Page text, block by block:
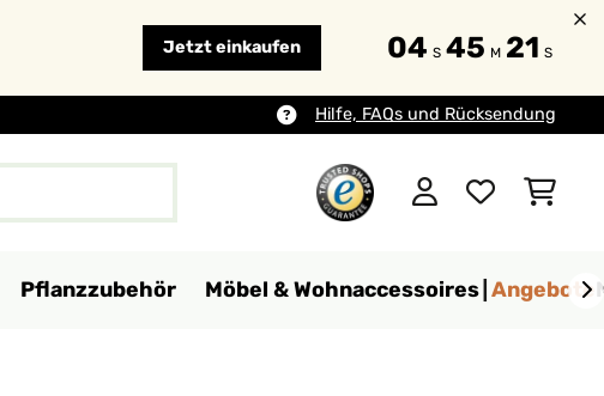
Jetzt einkaufen 04 S 45 M 19 S
Hilfe, FAQs und Rücksendung
Pflanzzubehör Möbel & Wohnaccessoires Angebote